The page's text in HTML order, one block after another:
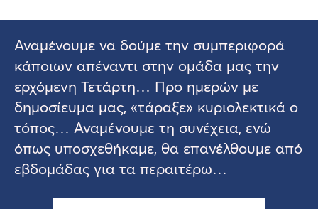
Αναμένουμε να δούμε την συμπεριφορά
κάποιων απέναντι στην ομάδα μας την
ερχόμενη Τετάρτη… Προ ημερών με
δημοσίευμα μας, «τάραξε» κυριολεκτικά ο
τόπος… Αναμένουμε τη συνέχεια, ενώ
όπως υποσχεθήκαμε, θα επανέλθουμε από
εβδομάδας για τα περαιτέρω…